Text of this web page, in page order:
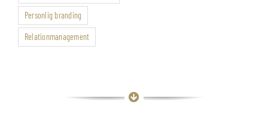
Personlig branding
Relationmanagement